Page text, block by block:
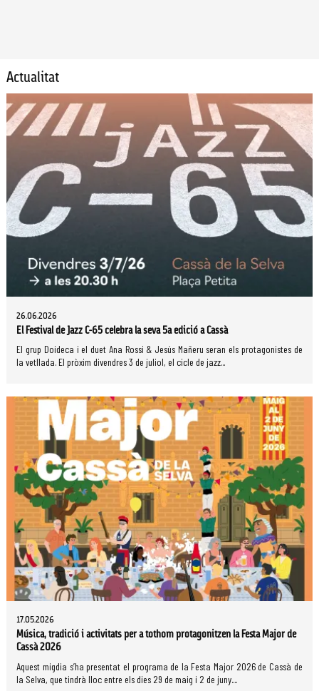
Actualitat
26.06.2026
El Festival de Jazz C-65 celebra la seva 5a edició a Cassà
El grup Doideca i el duet Ana Rossi & Jesús Mañeru seran els protagonistes de
la vetllada. El pròxim divendres 3 de juliol, el cicle de jazz...
17.05.2026
Música, tradició i activitats per a tothom protagonitzen la Festa Major de
Cassà 2026
Aquest migdia s’ha presentat el programa de la Festa Major 2026 de Cassà de
la Selva, que tindrà lloc entre els dies 29 de maig i 2 de juny....